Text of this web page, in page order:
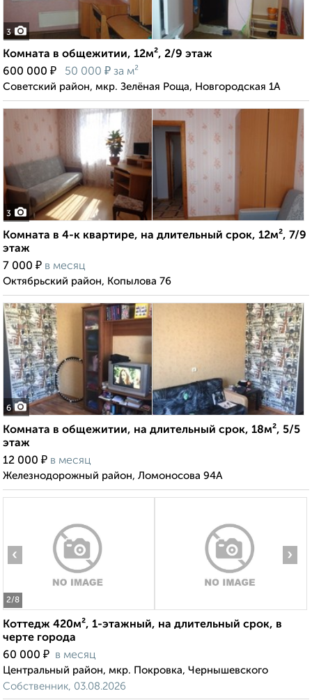
3
Комната в общежитии, 12м², 2/9 этаж
600 000 ₽ 50 000 ₽ за м²
Советский район, мкр. Зелёная Роща, Новгородская 1А
3
Комната в 4-к квартире, на длительный срок, 12м², 7/9
этаж
7 000 ₽ в месяц
Октябрьский район, Копылова 76
6
Комната в общежитии, на длительный срок, 18м², 5/5
этаж
12 000 ₽ в месяц
Железнодорожный район, Ломоносова 94А
2/8
‹ ›
Коттедж 420м², 1-этажный, на длительный срок, в
черте города
60 000 ₽ в месяц
Центральный район, мкр. Покровка, Чернышевского
Собственник, 03.08.2026